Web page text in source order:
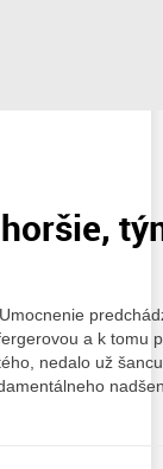
a k tomu
nedalo už